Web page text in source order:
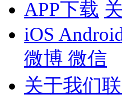
APP下载
iOS
微博 微信
关于我们